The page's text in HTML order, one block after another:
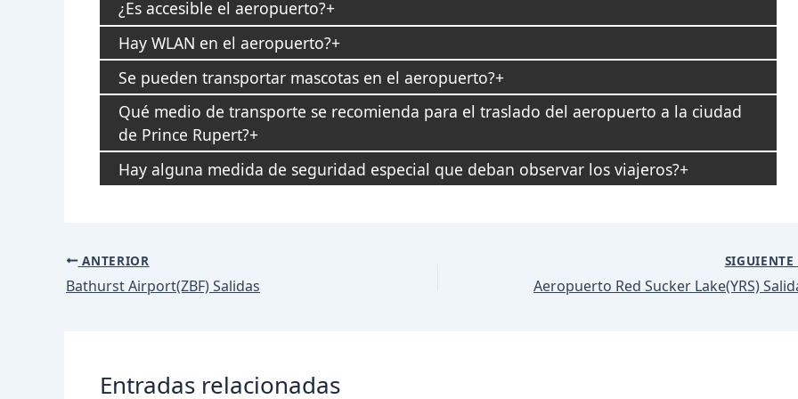
¿Es accesible el aeropuerto?
Hay WLAN en el aeropuerto?
Se pueden transportar mascotas en el aeropuerto?
Qué medio de transporte se recomienda para el traslado del aeropuerto a la ciudad
de Prince Rupert?
Hay alguna medida de seguridad especial que deban observar los viajeros?
Navegación
de
ANTERIOR
Bathurst Airport(ZBF) Salidas
SIGUIENTE
Aeropuerto Red Sucker Lake(YRS)
Entradas relacionadas